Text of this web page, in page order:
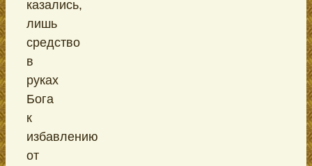
казались,
лишь
средство
в
руках
Бога
к
избавлению
от